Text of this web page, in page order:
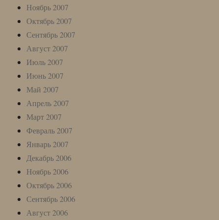
Ноябрь 2007
Октябрь 2007
Сентябрь 2007
Август 2007
Июль 2007
Июнь 2007
Май 2007
Апрель 2007
Март 2007
Февраль 2007
Январь 2007
Декабрь 2006
Ноябрь 2006
Октябрь 2006
Сентябрь 2006
Август 2006